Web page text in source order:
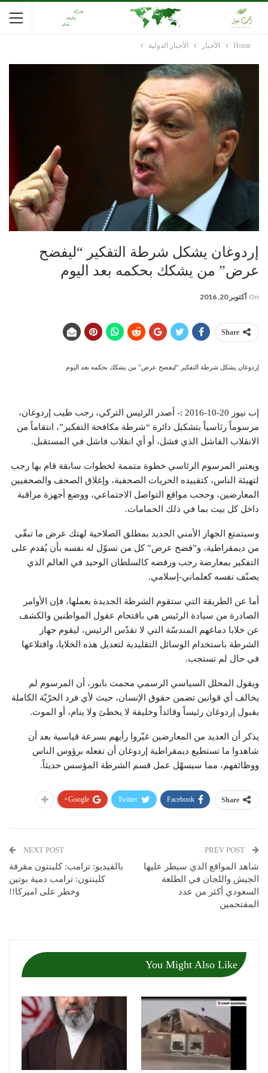
Home الأخبار الأخبار الدولية
إردوغان يشكل شرطة التفكير “ليفضح
عرض” من يشكك بحكمه بعد اليوم
On أكتوبر 20, 2016
Share
إردوغان يشكل شرطة التفكير “ليفضح عرض” من يشكك بحكمه بعد اليوم
إب نيوز 20-10-2016 :- أصدر الرئيس التركي، رجب طيب إردوغان،
مرسوماً رئاسياً بتشكيل دائرة “شرطة مكافحة التفكير”، انتقاماً من
الانقلاب الفاشل الذي فشل، أو أي انقلاب فاشل في المستقبل.
ويعتبر المرسوم الرئاسي خطوة متممة لخطوات سابقة قام بها رجب
لتهيئة الناس، كتقييده الحريات الصحفية، وإغلاق الصحف والصحفيين
المعارضين، وحجب مواقع التواصل الاجتماعي، ووضع أجهزة مراقبة
داخل كل بيت بما في ذلك الحمامات.
وسيتمتع الجهاز الأمني الجديد بمطلق الصلاحية لهتك عرض ما تبقّى
من ديمقراطية، و”فضح عرض” كل من تسوّل له نفسه بأن يُقدم على
التفكير بمعارضة رجب ورفضه كالسلطان الوحيد في العالم الذي
يصنّف نفسه كعلماني-إسلامي.
أما عن الطريقة التي ستقوم الشرطة الجديدة بعملها، فإن الأوامر
الصادرة من سيادة الرئيس هي باقتحام عقول المواطنين والكشف
عن خلايا دماغهم المندسّة التي لا تقدّس الرئيس، ليقوم جهاز
الشرطة باستخدام الوسائل التقليدية لتعديل هذه الخلايا، واقتلاعها
في حال لم تستجب.
ويقول المحلل السياسي الرسمي محمت بابور، أن المرسوم لم
يخالف أي قوانين تضمن حقوق الإنسان، حيث لأي فرد الحرّيّة الكاملة
بقبول إردوغان رئيساً وقائداً وخليفة لا يخطئ ولا ينام، أو الموت.
يذكر أن العديد من المعارضين غيّروا رأيهم بسرعة قياسية بعد أن
شاهدوا ما تستطيع ديمقراطية إردوغان أن تفعله برؤوس الناس
ووظائفهم، مما سيسهّل عمل قسم الشرطة المؤسس حديثاً.
Share
Facebook
Twitter
Google+
شاهد المواقع الذي سيطر عليها
الجيش واللجان في الطلعة
السعودي أكثر من عدد
المقتحمين
NEXT POST
بالفيديو: ترامب: كلينتون مقرفة
كلينتون: ترامب دمية بوتين
وخطر على اميركا!!
You Might Also Like